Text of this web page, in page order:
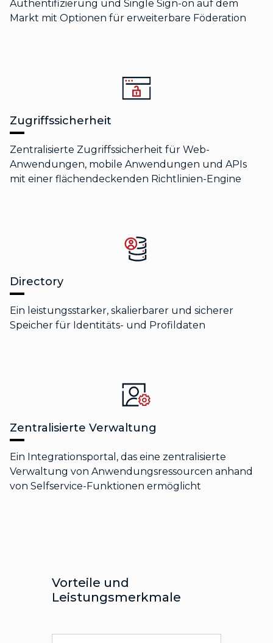
Authentifizierung und Single Sign-on auf dem
Markt mit Optionen für erweiterbare Föderation
Zugriffssicherheit
Zentralisierte Zugriffssicherheit für Web-
Anwendungen, mobile Anwendungen und APIs
mit einer flächendeckenden Richtlinien-Engine
Directory
Ein leistungsstarker, skalierbarer und sicherer
Speicher für Identitäts- und Profildaten
Zentralisierte Verwaltung
Ein Integrationsportal, das eine zentralisierte
Verwaltung von Anwendungsressourcen anhand
von Selfservice-Funktionen ermöglicht
Vorteile und
Leistungsmerkmale